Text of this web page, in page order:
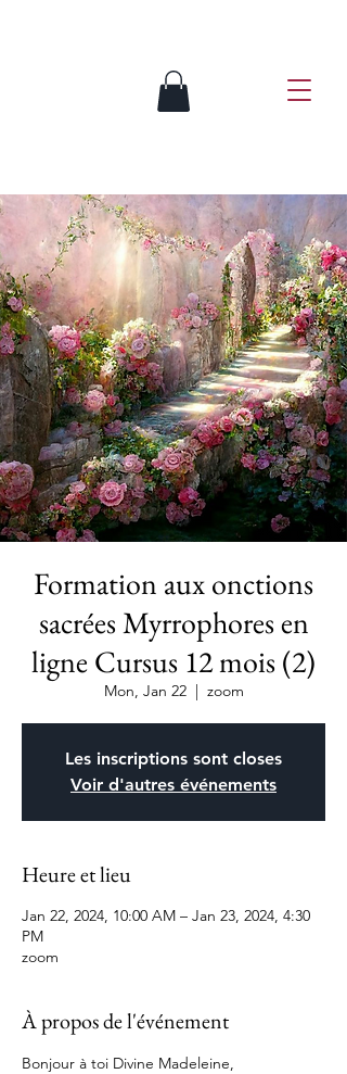
Formation aux onctions
sacrées Myrrophores en
ligne Cursus 12 mois (2)
Mon, Jan 22
  |
zoom
Les inscriptions sont closes
Voir d'autres événements
Heure et lieu
Jan 22, 2024, 10:00 AM – Jan 23, 2024, 4:30
PM
zoom
À propos de l'événement
Bonjour à toi Divine Madeleine,